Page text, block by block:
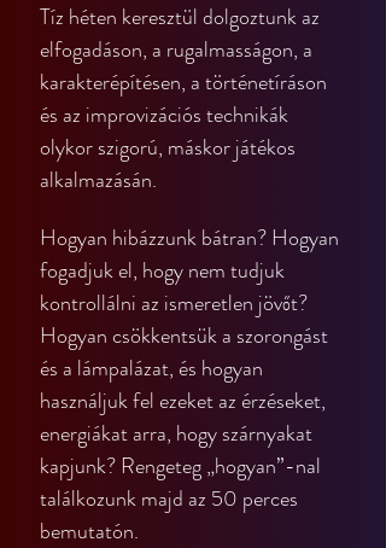
Tíz héten keresztül dolgoztunk az
elfogadáson, a rugalmasságon, a
karakterépítésen, a történetíráson
és az improvizációs technikák
olykor szigorú, máskor játékos
alkalmazásán.
Hogyan hibázzunk bátran? Hogyan
fogadjuk el, hogy nem tudjuk
kontrollálni az ismeretlen jövőt?
Hogyan csökkentsük a szorongást
és a lámpalázat, és hogyan
használjuk fel ezeket az érzéseket,
energiákat arra, hogy szárnyakat
kapjunk? Rengeteg „hogyan”-nal
találkozunk majd az 50 perces
bemutatón.